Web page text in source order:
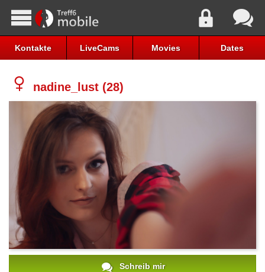
Kontakte LiveCams Movies Dates
nadine_lust (28)
Schreib mir